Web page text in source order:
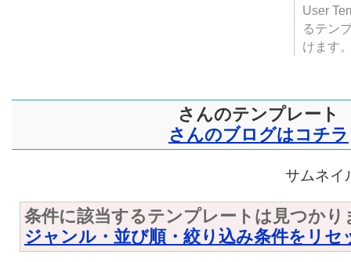
User
るテン
けます
さんのテンプレート
さんのブログはコチラ
サムネイ
条件に該当するテンプレートは見つかり
ジャンル・並び順・絞り込み条件をリセ